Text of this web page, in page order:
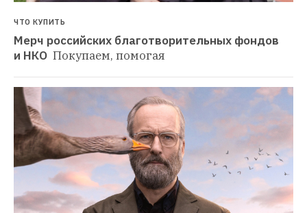
ЧТО КУПИТЬ
Мерч российских благотворительных фондов
и НКО Покупаем, помогая